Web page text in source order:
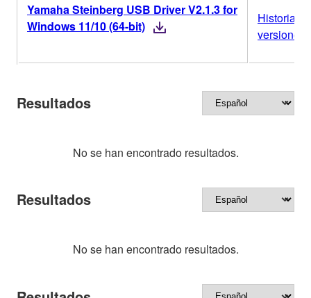
Yamaha Steinberg USB Driver V2.1.3 for
Windows 11/10 (64-bit)
Historial
versiones
Resultados
No se han encontrado resultados.
Resultados
No se han encontrado resultados.